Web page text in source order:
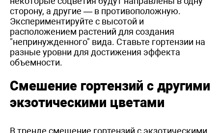
сторону, а другие — в противоположную.
Экспериментируйте с высотой и
расположением растений для создания
"непринужденного" вида. Ставьте гортензии на
разные уровни для достижения эффекта
объемности.
Смешение гортензий с другими
экзотическими цветами
В тренде смешение гортензий с экзотическими